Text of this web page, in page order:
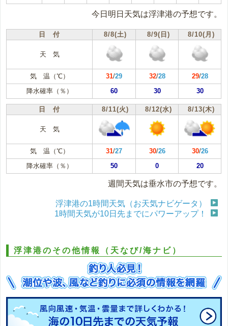
今日明日天気は浮津港の予想です。
日 付 8/8(土) 8/9(日) 8/10(月)
天 気
気 温（℃） 31/29 32/28 29/28
降水確率（％）
60 30 30
日 付 8/11(火) 8/12(水) 8/13(木)
天 気
気 温（℃） 31/27 30/26 30/26
降水確率（％）
50 0 20
週間天気は垂水市の予想です。
浮津港の1時間天気（お天気ナビゲータ）
1時間天気が10日先までにパワーアップ！
浮津港のその他情報（天なび/海ナビ）